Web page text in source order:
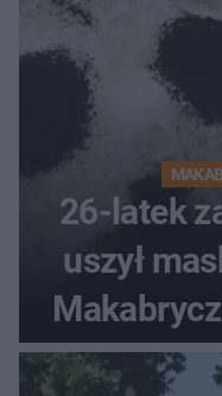
26-latek
uszył